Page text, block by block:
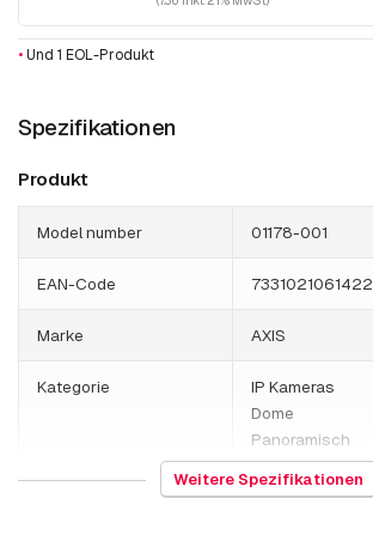
• Und 1 EOL-Produkt
Spezifikationen
Produkt
Model number 01178-001
EAN-Code 7331021061422
Marke AXIS
Kategorie
IP Kameras
Dome
Panoramisch
852589
Weitere Spezifikationen